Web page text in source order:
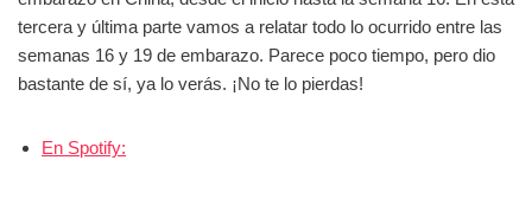
tercera y última parte vamos a relatar todo lo ocurrido entre las
semanas 16 y 19 de embarazo. Parece poco tiempo, pero dio
bastante de sí, ya lo verás. ¡No te lo pierdas!
En Spotify: